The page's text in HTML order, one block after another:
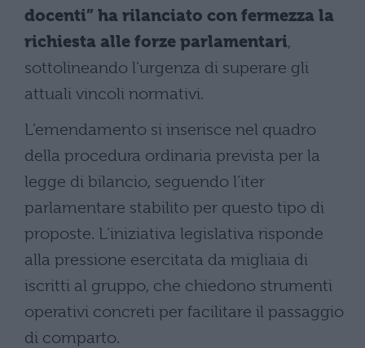
docenti” ha rilanciato con fermezza la
richiesta alle forze parlamentari,
sottolineando l’urgenza di superare gli
attuali vincoli normativi.
L’emendamento si inserisce nel quadro
della procedura ordinaria prevista per la
legge di bilancio, seguendo l’iter
parlamentare stabilito per questo tipo di
proposte. L’iniziativa legislativa risponde
alla pressione esercitata da migliaia di
iscritti al gruppo, che chiedono strumenti
operativi concreti per facilitare il passaggio
di comparto.